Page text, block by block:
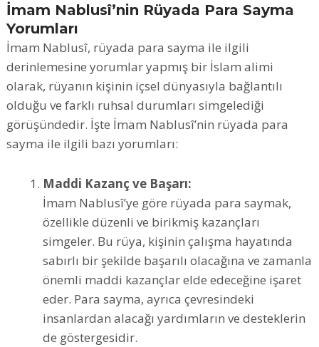
İmam Nablusî’nin Rüyada Para Sayma
Yorumları
İmam Nablusî, rüyada para sayma ile ilgili
derinlemesine yorumlar yapmış bir İslam alimi
olarak, rüyanın kişinin içsel dünyasıyla bağlantılı
olduğu ve farklı ruhsal durumları simgelediği
görüşündedir. İşte İmam Nablusî’nin rüyada para
sayma ile ilgili bazı yorumları:
Maddi Kazanç ve Başarı:
İmam Nablusî’ye göre rüyada para saymak,
özellikle düzenli ve birikmiş kazançları
simgeler. Bu rüya, kişinin çalışma hayatında
sabırlı bir şekilde başarılı olacağına ve zamanla
önemli maddi kazançlar elde edeceğine işaret
eder. Para sayma, ayrıca çevresindeki
insanlardan alacağı yardımların ve desteklerin
de göstergesidir.